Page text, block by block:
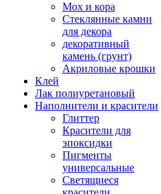
Мох и кора
Стеклянные камни
для декора
декоративный
камень (грунт)
Акриловые крошки
Клей
Лак полиуретановый
Наполнители и красители
Глиттер
Красители для
эпоксидки
Пигменты
универсальные
Светящиеся